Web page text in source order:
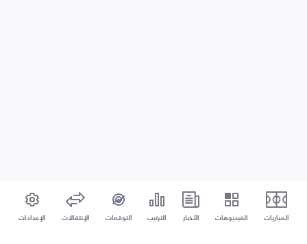
المباريات الفيديوهات الأخبار الترتيب التوقعات الإنتقالات الإعدادات